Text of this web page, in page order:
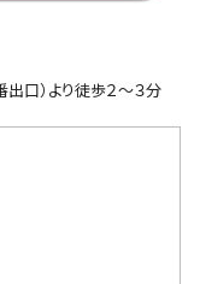
口）より徒歩２～３分